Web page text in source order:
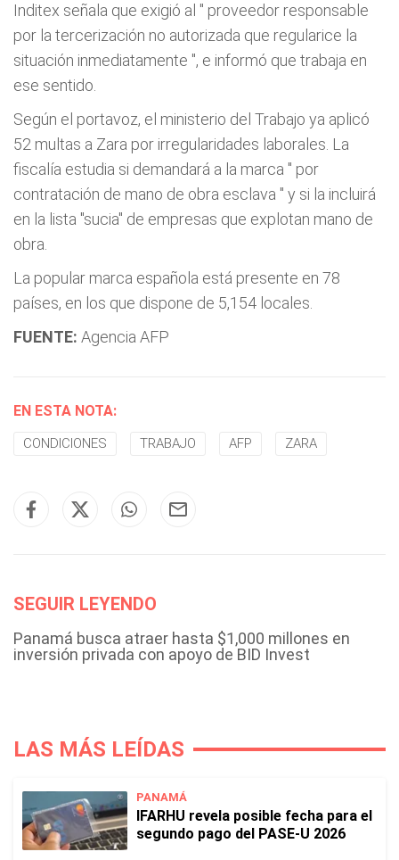
Inditex señala que exigió al " proveedor responsable
por la tercerización no autorizada que regularice la
situación inmediatamente ", e informó que trabaja en
ese sentido.
Según el portavoz, el ministerio del Trabajo ya aplicó
52 multas a Zara por irregularidades laborales. La
fiscalía estudia si demandará a la marca " por
contratación de mano de obra esclava " y si la incluirá
en la lista "sucia" de empresas que explotan mano de
obra.
La popular marca española está presente en 78
países, en los que dispone de 5,154 locales.
FUENTE: Agencia AFP
EN ESTA NOTA:
CONDICIONES TRABAJO AFP ZARA
SEGUIR LEYENDO
Panamá busca atraer hasta $1,000 millones en
inversión privada con apoyo de BID Invest
LAS MÁS LEÍDAS
PANAMÁ
IFARHU revela posible fecha para el
segundo pago del PASE-U 2026